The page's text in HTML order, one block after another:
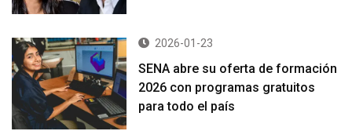
2026-01-23
SENA abre su oferta de formación
2026 con programas gratuitos
para todo el país